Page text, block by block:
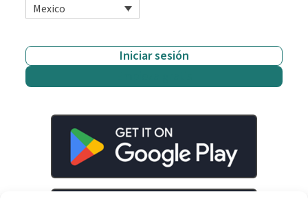
Mexico
Iniciar sesión